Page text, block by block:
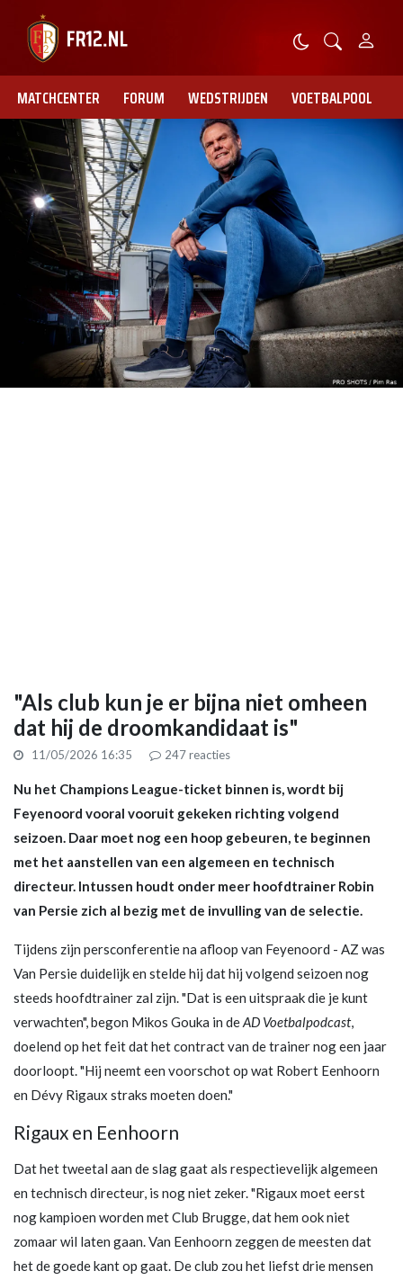
MATCHCENTER FORUM WEDSTRIJDEN VOETBALPOOL
"Als club kun je er bijna niet omheen
dat hij de droomkandidaat is"
11/05/2026 16:35 247reacties
Nu het Champions League-ticket binnen is, wordt bij
Feyenoord vooral vooruit gekeken richting volgend
seizoen. Daar moet nog een hoop gebeuren, te beginnen
met het aanstellen van een algemeen en technisch
directeur. Intussen houdt onder meer hoofdtrainer Robin
van Persie zich al bezig met de invulling van de selectie.
Tijdens zijn persconferentie na afloop van Feyenoord - AZ was
Van Persie duidelijk en stelde hij dat hij volgend seizoen nog
steeds hoofdtrainer zal zijn. "Dat is een uitspraak die je kunt
verwachten", begon Mikos Gouka in deAD Voetbalpodcast,
doelend op het feit dat het contract van de trainer nog een jaar
doorloopt. "Hij neemt een voorschot op wat Robert Eenhoorn
en Dévy Rigaux straks moeten doen."
Rigaux en Eenhoorn
Dat het tweetal aan de slag gaat als respectievelijk algemeen
en technisch directeur, is nog niet zeker. "Rigaux moet eerst
nog kampioen worden met Club Brugge, dat hem ook niet
zomaar wil laten gaan. Van Eenhoorn zeggen de meesten dat
het de goede kant op gaat. De club zou het liefst drie mensen